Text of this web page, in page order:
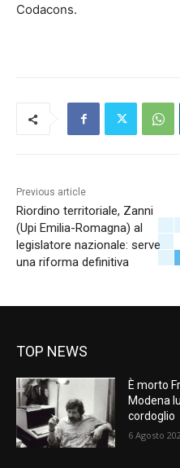
Codacons.
Previous article
Riordino territoriale, Zanni
(Upi Emilia-Romagna) al
legislatore nazionale: serve
una riforma definitiva
TOP NEWS
È morto
Modena
cordoglio
6 Agosto